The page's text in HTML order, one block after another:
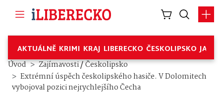
AKTUÁLNĚ KRIMI KRAJ LIBERECKO ČESKOLIPSKO
Úvod Zajímavosti/Českolipsko
Extrémní úspěch českolipského hasiče. V Dolomitech
vybojoval pozici nejrychlejšího Čecha